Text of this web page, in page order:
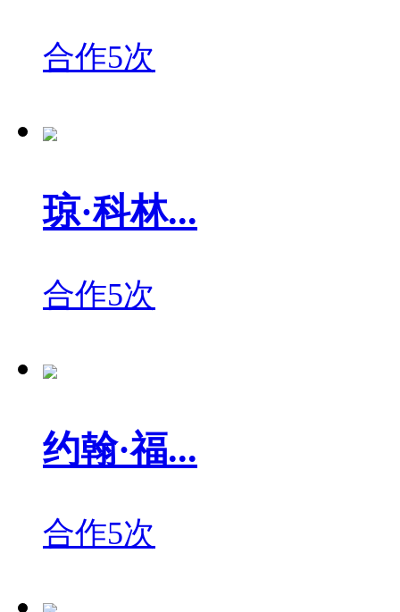
合作5次
琼·科林...
合作5次
约翰·福...
合作5次